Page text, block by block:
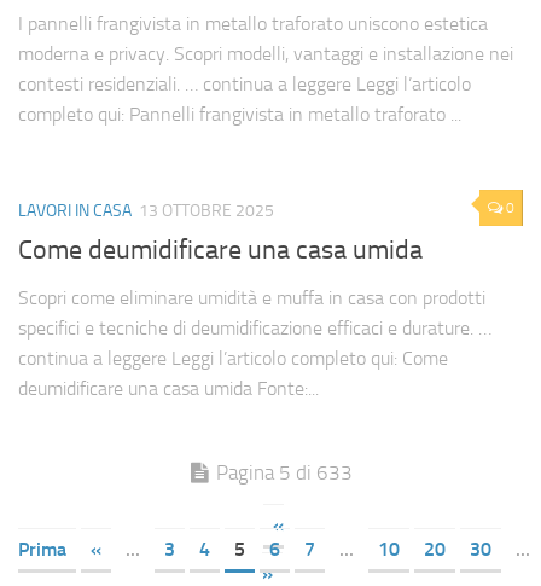
I pannelli frangivista in metallo traforato uniscono estetica
moderna e privacy. Scopri modelli, vantaggi e installazione nei
contesti residenziali. … continua a leggere Leggi l’articolo
completo qui: Pannelli frangivista in metallo traforato ...
0
LAVORI IN CASA 13 OTTOBRE 2025
Come deumidificare una casa umida
Scopri come eliminare umidità e muffa in casa con prodotti
specifici e tecniche di deumidificazione efficaci e durature. …
continua a leggere Leggi l’articolo completo qui: Come
deumidificare una casa umida Fonte:...
Pagina 5 di 633
«
Prima
« ... 3 4 5 6 7 ... 10 20 30
...
»